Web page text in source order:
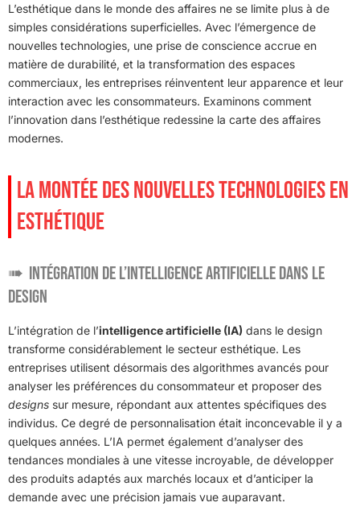
L’esthétique dans le monde des affaires ne se limite plus à de
simples considérations superficielles. Avec l’émergence de
nouvelles technologies, une prise de conscience accrue en
matière de durabilité, et la transformation des espaces
commerciaux, les entreprises réinventent leur apparence et leur
interaction avec les consommateurs. Examinons comment
l’innovation dans l’esthétique redessine la carte des affaires
modernes.
LA MONTÉE DES NOUVELLES TECHNOLOGIES EN
ESTHÉTIQUE
Intégration de l’Intelligence Artificielle dans le
Design
L’intégration de l’intelligence artificielle (IA) dans le design
transforme considérablement le secteur esthétique. Les
entreprises utilisent désormais des algorithmes avancés pour
analyser les préférences du consommateur et proposer des
designs sur mesure, répondant aux attentes spécifiques des
individus. Ce degré de personnalisation était inconcevable il y a
quelques années. L’IA permet également d’analyser des
tendances mondiales à une vitesse incroyable, de développer
des produits adaptés aux marchés locaux et d’anticiper la
demande avec une précision jamais vue auparavant.